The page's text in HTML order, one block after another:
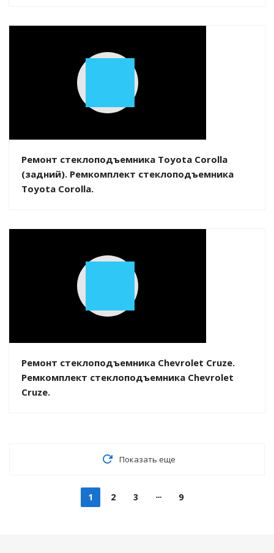
Play
Ремонт стеклоподъемника Toyota Corolla
(задний). Ремкомплект стеклоподъемника
Toyota Corolla.
Play
Ремонт стеклоподъемника Chevrolet Cruze.
Ремкомплект стеклоподъемника Chevrolet
Cruze.
Показать еще
1 2 3 9